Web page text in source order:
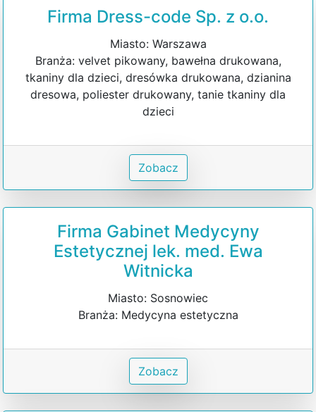
Firma Dress-code Sp. z o.o.
Miasto: Warszawa
Branża: velvet pikowany, bawełna drukowana,
tkaniny dla dzieci, dresówka drukowana, dzianina
dresowa, poliester drukowany, tanie tkaniny dla
dzieci
Zobacz
Firma Gabinet Medycyny
Estetycznej lek. med. Ewa
Witnicka
Miasto: Sosnowiec
Branża: Medycyna estetyczna
Zobacz